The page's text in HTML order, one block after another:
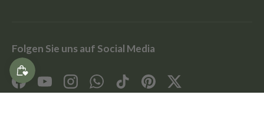
Folgen Sie uns auf Social Media
FacebookYouTubeInstagramWhatsApp
TikTokPinterestTwitter